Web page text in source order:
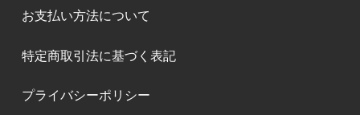
お支払い方法について
特定商取引法に基づく表記
プライバシーポリシー